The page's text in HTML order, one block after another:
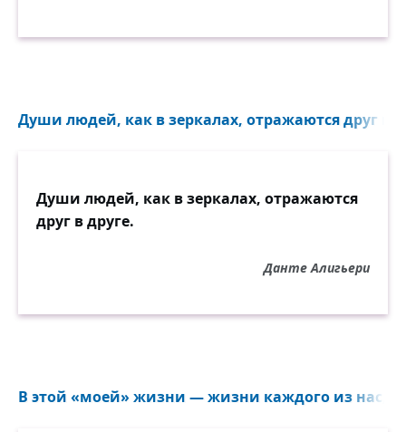
Души людей, как в зеркалах, отражаются друг в
Души людей, как в зеркалах, отражаются
друг в друге.
Данте Алигьери
В этой «моей» жизни — жизни каждого из нас,